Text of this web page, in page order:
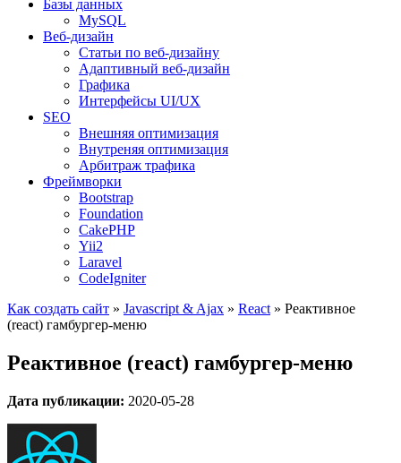
Базы данных
MySQL
Веб-дизайн
Статьи по веб-дизайну
Адаптивный веб-дизайн
Графика
Интерфейсы UI/UX
SEO
Внешняя оптимизация
Внутреняя оптимизация
Арбитраж трафика
Фреймворки
Bootstrap
Foundation
CakePHP
Yii2
Laravel
CodeIgniter
Как создать сайт » Javascript & Ajax » React » Реактивное
(react) гамбургер-меню
Реактивное (react) гамбургер-меню
Дата публикации: 2020-05-28